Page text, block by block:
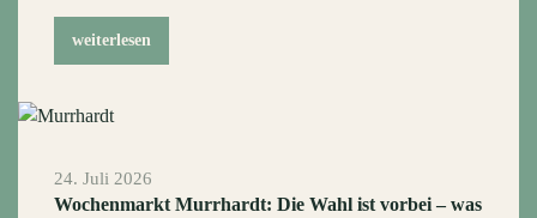
weiterlesen
24. Juli 2026
Wochenmarkt Murrhardt: Die Wahl ist vorbei – was